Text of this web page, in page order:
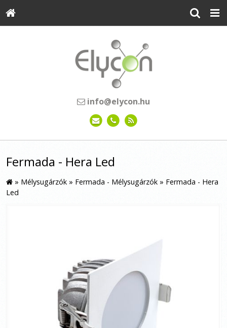
info@elycon.hu
Fermada - Hera Led
» Mélysugárzók » Fermada - Mélysugárzók » Fermada - Hera
Led